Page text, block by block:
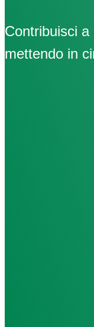
Contribuisci
mettendo in